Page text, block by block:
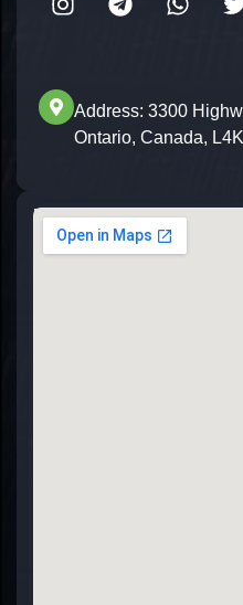
.Address: 3300
Ontario, Canada,